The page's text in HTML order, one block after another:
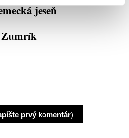
jeseň
Zumrík
prvý komentár)